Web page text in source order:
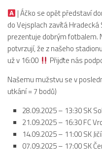
2016/17
Vzkazy
B tým
Hráči
Historie MB
Zápasy MB 2025/26
| Áčko se opět představí
do Vejsplach zavítá
prezentuje dobrým fotbalem.
potvrzují, že z našeho
už v 16:00
Přijďte nás
Našemu mužstvu se v
utkání = 7 bodů)
28.09.2025 – 13:30 SK
21.09.2025 – 16:30 FC
14.09.2025 – 11:00 SK
07.09.2025 – 17:00 SK